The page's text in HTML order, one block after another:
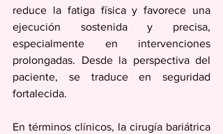
reduce la fatiga física y favorece una
ejecución sostenida y precisa,
especialmente en intervenciones
prolongadas. Desde la perspectiva del
paciente, se traduce en seguridad
fortalecida.
En términos clínicos, la cirugía bariátrica